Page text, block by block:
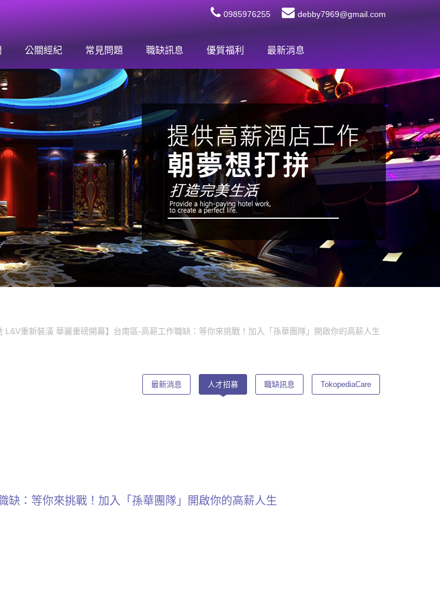
0985976255
debby7969@gmail.com
公關經紀 常見問題 職缺訊息 優質福利 最新消息
L&V重新裝潢 華麗重磅開幕】台南區-高薪工作職缺：等你來挑戰！加入「孫華團隊」開啟你的高薪人生
最新消息 人才招募 職缺訊息 TokopediaCare
缺：等你來挑戰！加入「孫華團隊」開啟你的高薪人生